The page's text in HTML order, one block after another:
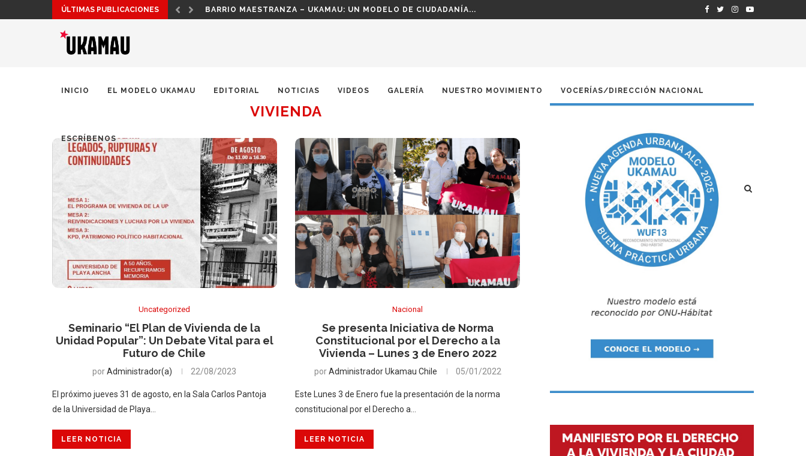
ÚLTIMAS PUBLICACIONES
INICIO EL MODELO UKAMAU EDITORIAL NOTICIAS VIDEOS GALERÍA NUESTRO MOVIMIENTO VOCERÍAS/DIRECCIÓN NACIONAL
ESCRÍBENOS
VIVIENDA
Uncategorized
Seminario “El Plan de Vivienda de la
Unidad Popular”: Un Debate Vital para el
Futuro de Chile
porAdministrador(a) 22/08/2023
El próximo jueves 31 de agosto, en la Sala Carlos Pantoja
de la Universidad de Playa…
LEER NOTICIA
Nacional
Se presenta Iniciativa de Norma
Constitucional por el Derecho a la
Vivienda – Lunes 3 de Enero 2022
porAdministrador Ukamau Chile 05/01/2022
Este Lunes 3 de Enero fue la presentación de la norma
constitucional por el Derecho a…
LEER NOTICIA